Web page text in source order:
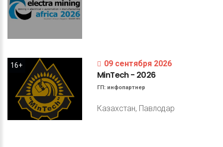
16+ 09 сентября 2026
MinTech- 2026
ГП: инфопартнер
Казахстан, Павлодар